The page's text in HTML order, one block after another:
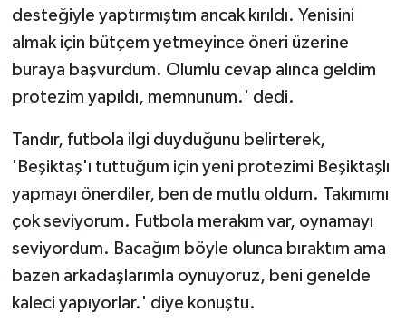
desteğiyle yaptırmıştım ancak kırıldı. Yenisini
almak için bütçem yetmeyince öneri üzerine
buraya başvurdum. Olumlu cevap alınca geldim
protezim yapıldı, memnunum.' dedi.
Tandır, futbola ilgi duyduğunu belirterek,
'Beşiktaş'ı tuttuğum için yeni protezimi Beşiktaşlı
yapmayı önerdiler, ben de mutlu oldum. Takımımı
çok seviyorum. Futbola merakım var, oynamayı
seviyordum. Bacağım böyle olunca bıraktım ama
bazen arkadaşlarımla oynuyoruz, beni genelde
kaleci yapıyorlar.' diye konuştu.